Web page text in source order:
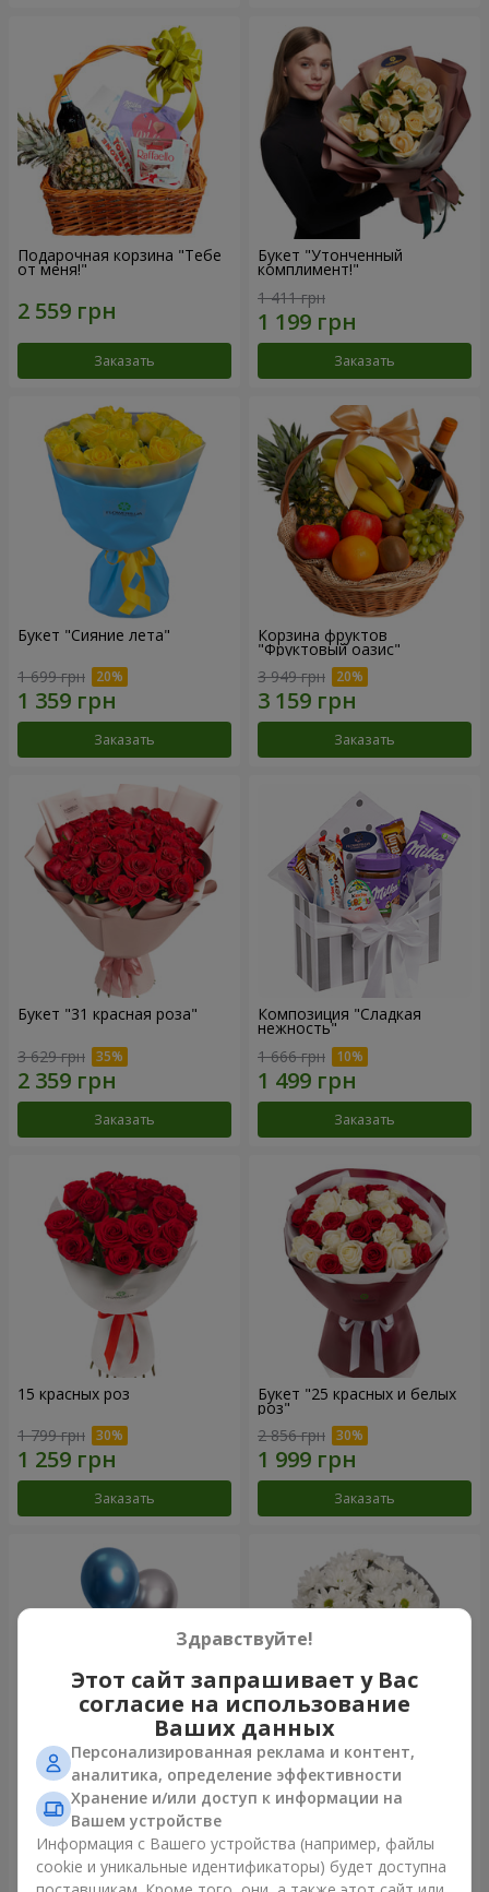
Подарочная корзина "Тебе
от меня!"
Заказать
Букет "Утонченный
комплимент!"
1 411 грн
Заказать
Букет "Сияние лета"
1 699 грн
Заказать
Корзина фруктов
"Фруктовый оазис"
3 949 грн
Заказать
Букет "31 красная роза"
3 629 грн
Заказать
Композиция "Сладкая
нежность"
1 666 грн
Заказать
15 красных роз
1 799 грн
Заказать
Букет "25 красных и белых
роз"
2 856 грн
Заказать
Фонтан шаров "Шарм"
Заказать
Букет "Киото" из 5 белых
хризантем
Заказать
Здравствуйте!
Этот сайт запрашивает у Вас
согласие на использование
Ваших данных
Персонализированная реклама и контент,
аналитика, определение эффективности
Хранение и/или доступ к информации на
Вашем устройстве
Информация с Вашего устройства (например, файлы
cookie и уникальные идентификаторы) будет доступна